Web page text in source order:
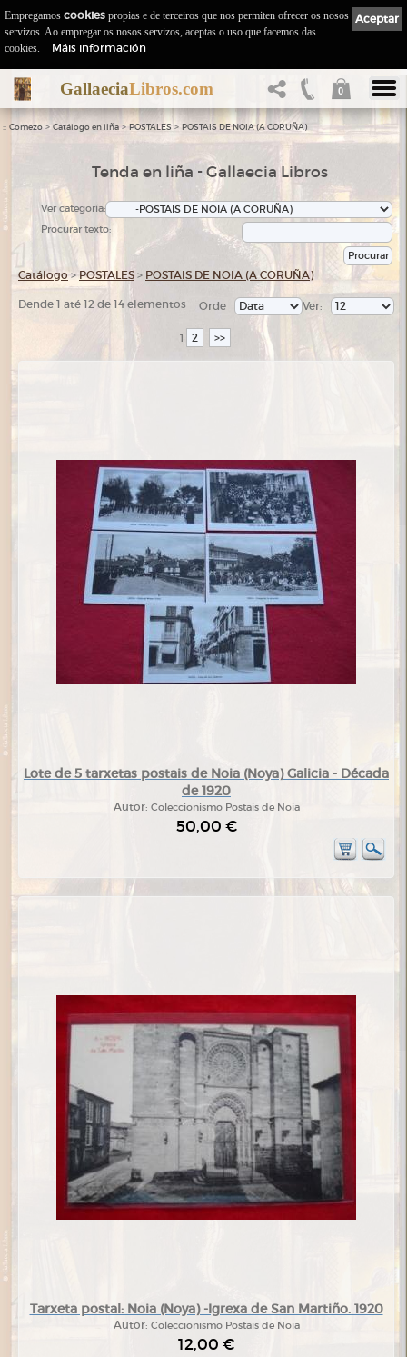
GallaeciaLibros.com 0
:: Comezo > Catálogo en liña > POSTALES > POSTAIS DE NOIA (A CORUÑA)
Tenda en liña - Gallaecia Libros
Ver categoría:
Procurar texto:
Catálogo >POSTALES > POSTAIS DE NOIA (A CORUÑA)
Dende 1 até 12 de 14 elementos Ver:
Orde
1 2 >>
Lote de 5 tarxetas postais de Noia (Noya) Galicia - Década
de 1920
Autor: Coleccionismo Postais de Noia
50,00 €
Tarxeta postal: Noia (Noya) -Igrexa de San Martiño. 1920
Autor: Coleccionismo Postais de Noia
12,00 €
Aceptar
Empregamos cookies propias e de terceiros que nos permiten ofrecer os nosos
servizos. Ao empregar os nosos servizos, aceptas o uso que facemos das
cookies.
Máis información